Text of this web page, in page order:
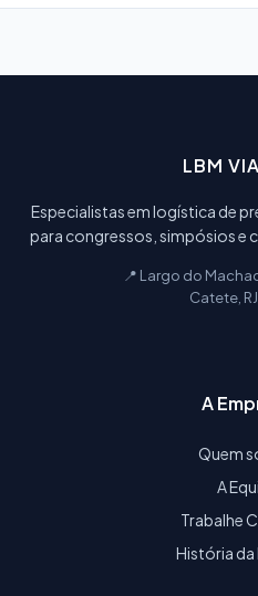
LBM
Especialistas em logística de
para congressos, simpósios e
📍 Largo do
Catete,
A
Quem
A
Trabalhe
História da